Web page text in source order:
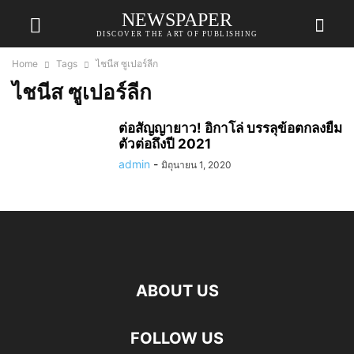
NEWSPAPER
DISCOVER THE ART OF PUBLISHING
Home Tags ไชนีส ซูเปอร์ลีก
ไชนีส ซูเปอร์ลีก
ต่อสัญญายาว! อิกาโล่ บรรลุข้อตกลงยืม
ตัวต่อถึงปี 2021
admin - มิถุนายน 1, 2020
ABOUT US
FOLLOW US